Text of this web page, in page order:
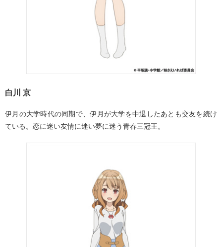
白川 京
伊月の大学時代の同期で、伊月が大学を中退したあとも交友を続け
ている。恋に迷い友情に迷い夢に迷う青春三冠王。